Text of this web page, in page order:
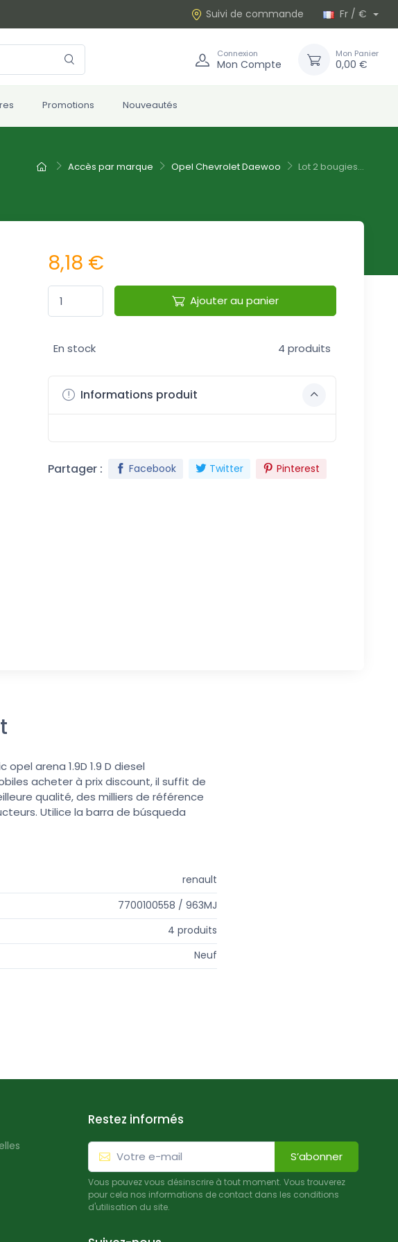
Suivi de commande Fr / €
Connexion
Mon Compte
Mon Panier
0,00 €
Promotions Nouveautés
Accès par marque Opel Chevrolet Daewoo Lot 2 bougies...
8,18 €
Ajouter au panier
En stock 4 produits
Informations produit
Partager : Facebook Twitter Pinterest
arena 1.9D 1.9 D diesel
acheter à prix discount, il suffit de
qualité, des milliers de référence
Utilice la barra de búsqueda
renault
7700100558 / 963MJ
4 produits
Neuf
Restez informés
S’abonner
Vous pouvez vous désinscrire à tout moment. Vous trouverez
pour cela nos informations de contact dans les conditions
d'utilisation du site.